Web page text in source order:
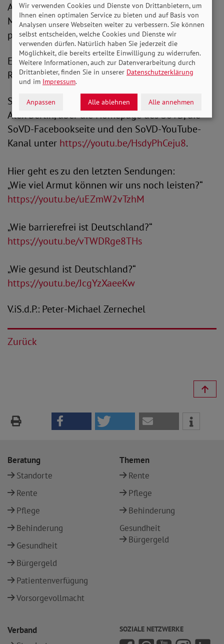
AHEAD ThinkTanks“ in Leipzig und lehrt im
Masterstudiengang „Leadership Studies“ an der
privaten Karlshochschule in Karlsruhe.
Expertin der SoVD ist Henriette Wunderlich,
Referentin für Arbeit.
SoVD.TV sehen Sie im Fernsehprogramm von
Alex Berlin, über die Homepage des SoVD, die
SoVD-Facebookseite und den SoVD-YouTube-
Kanal unter https://youtu.be/HsdyPhCeju8.
Hier geht es zu den letzten Sendungen:
„Wie viel Armut können wir uns noch leisten?“
https://youtu.be/uEZmW2vTzhM
„Wie barrierefrei ist Deutschland?“
https://youtu.be/vTWDRge8THs
„Wie gesund ist Deutschland?“
https://youtu.be/JcgYzXaeeKw
V.iS.d.P.: Peter-Michael Zernechel
Zurück
Beratung
Standorte
Rente
Pflege
Behinderung
Gesundheit
Bürgergeld
Patientenverfügung
Vorsorgevollmacht
Themen
Rente
Pflege
Behinderung
Gesundheit
Bürgergeld
Verband
SOZIALE NETZWERKE
Wir verwenden Cookies und Dienste von Drittanbietern, um
Ihnen einen optimalen Service zu bieten und auf Basis von
Analysen unsere Webseiten weiter zu verbessern. Sie können
selbst entscheiden, welche Cookies und Dienste wir
verwenden dürfen. Natürlich haben Sie jederzeit die
Möglichkeit, die bereits erteilte Einwilligung zu widerrufen.
Weitere Informationen, auch zur Datenverarbeitung durch
Drittanbieter, finden Sie in unserer Datenschutzerklärung
und im Impressum.
Anpassen Alle ablehnen Alle annehmen